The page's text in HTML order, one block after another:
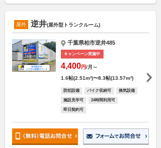
屋外 逆井(屋外型トランクルーム)
千葉県柏市逆井485
キャンペーン実施中
4,400円/月～
1.6帖(2.51m²)〜8.3帖(13.57m²)
防犯設備 バイク収納可 換気設備
施設見学可 24時間利用可
即日契約可